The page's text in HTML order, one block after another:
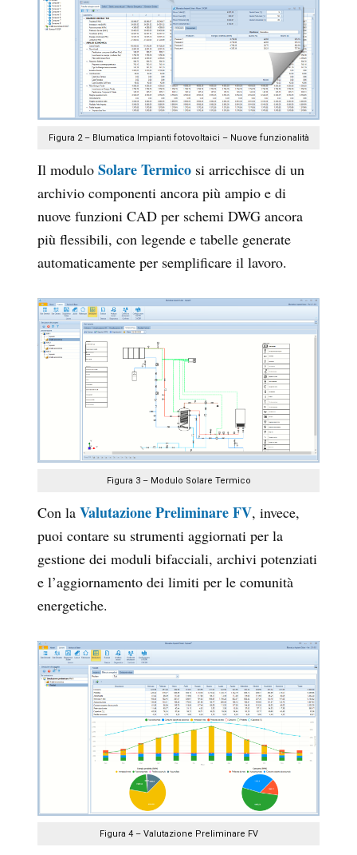
Figura 2 – Blumatica Impianti fotovoltaici – Nuove funzionalità
Il modulo Solare Termico si arricchisce di un
archivio componenti ancora più ampio e di
nuove funzioni CAD per schemi DWG ancora
più flessibili, con legende e tabelle generate
automaticamente per semplificare il lavoro.
Figura 3 – Modulo Solare Termico
Con la Valutazione Preliminare FV, invece,
puoi contare su strumenti aggiornati per la
gestione dei moduli bifacciali, archivi potenziati
e l’aggiornamento dei limiti per le comunità
energetiche.
Figura 4 – Valutazione Preliminare FV